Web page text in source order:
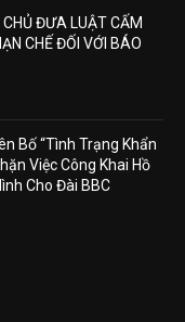
ĐƯA LUẬT CẤM
CHẾ ĐỐI VỚI BÁO
Bố “Tình Trạng Khẩn
Việc Công Khai Hồ
Cho Đài BBC